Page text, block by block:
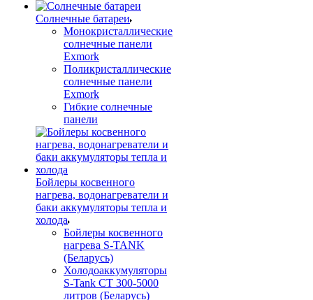
Солнечные батареи
Монокристаллические
солнечные панели
Exmork
Поликристаллические
солнечные панели
Exmork
Гибкие солнечные
панели
Бойлеры косвенного
нагрева, водонагреватели и
баки аккумуляторы тепла и
холода
Бойлеры косвенного
нагрева S-TANK
(Беларусь)
Холодоаккумуляторы
S-Tank СТ 300-5000
литров (Беларусь)